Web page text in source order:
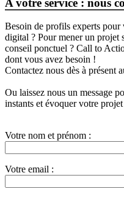
Besoin de profils experts pour
digital ? Pour mener un projet
conseil ponctuel ? Call to
dont vous avez besoin !
Contactez nous dès à présent
Ou laissez nous un message
instants et évoquer votre projet
Votre nom et prénom :
Votre email :